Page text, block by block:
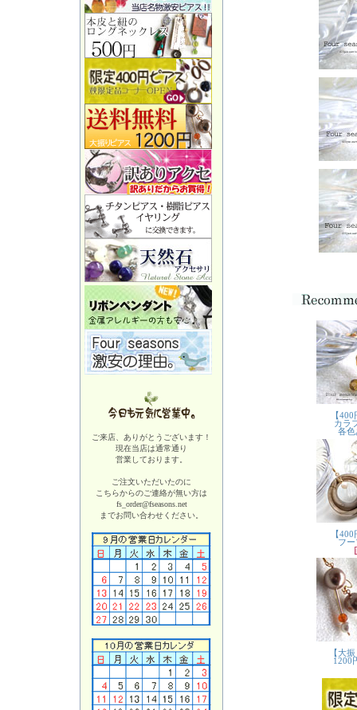
ご来店、ありがとうございます！
現在当店は通常通り
営業しております。
ご注文いただいたのに
こちらからのご連絡が無い方は
fs_order@fseasons.net
までお問い合わせください。